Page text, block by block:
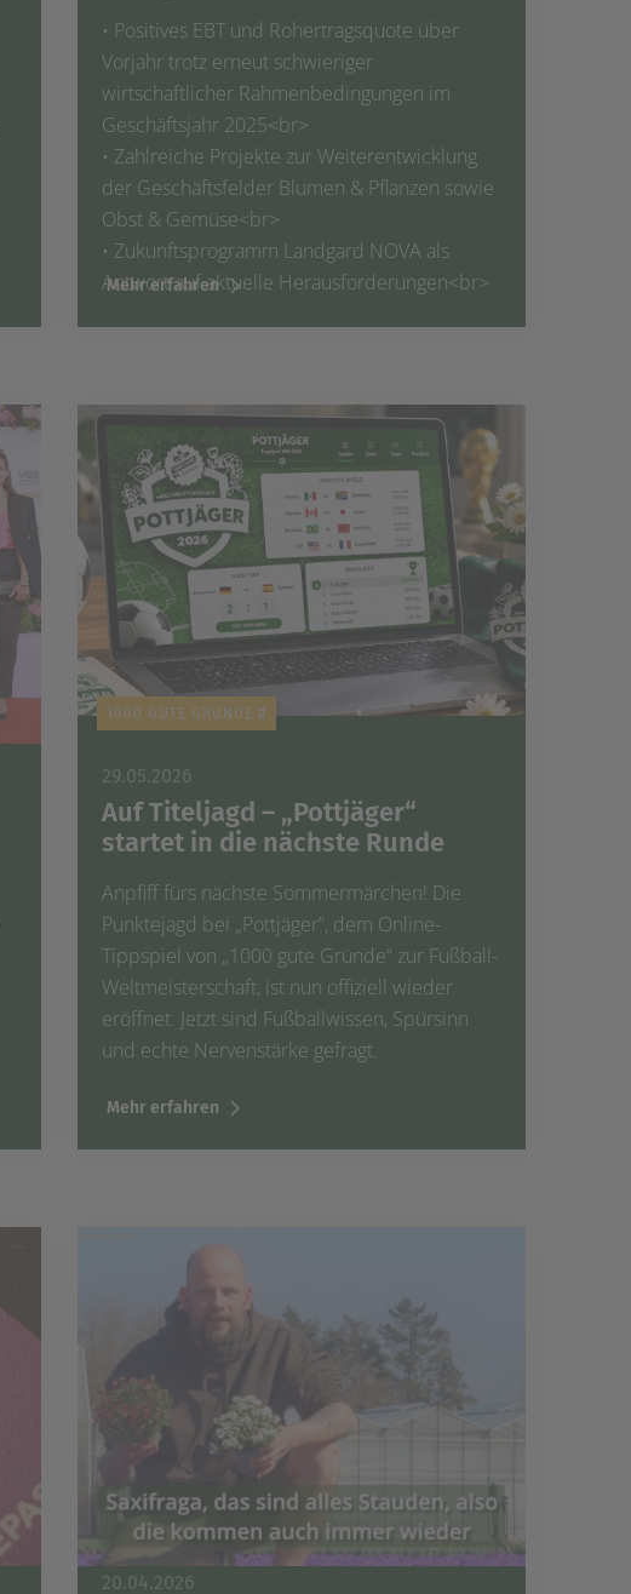
• Positives EBT und Rohertragsquote über
Vorjahr trotz erneut schwieriger
wirtschaftlicher Rahmenbedingungen im
Geschäftsjahr 2025<br>
• Zahlreiche Projekte zur Weiterentwicklung
der Geschäftsfelder Blumen & Pflanzen sowie
Obst & Gemüse<br>
• Zukunftsprogramm Landgard NOVA als
Antwort auf aktuelle Herausforderungen<br>
Mehr erfahren
1000 GUTE GRÜNDE #
29.05.2026
Auf Titeljagd – „Pottjäger“
startet in die nächste Runde
Anpfiff fürs nächste Sommermärchen! Die
Punktejagd bei „Pottjäger“, dem Online-
Tippspiel von „1000 gute Gründe“ zur Fußball-
Weltmeisterschaft, ist nun offiziell wieder
eröffnet. Jetzt sind Fußballwissen, Spürsinn
und echte Nervenstärke gefragt.
Mehr erfahren
20.04.2026